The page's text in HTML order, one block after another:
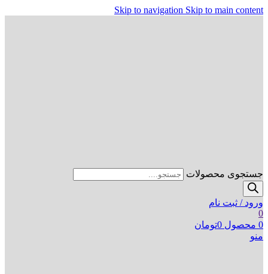
Skip to navigation Skip to main content
جستجوی محصولات
ورود / ثبت نام
0
0 محصول 0تومان
منو